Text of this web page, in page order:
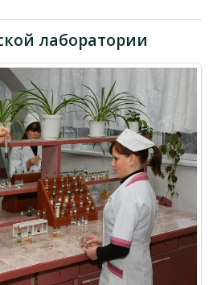
лаборатории